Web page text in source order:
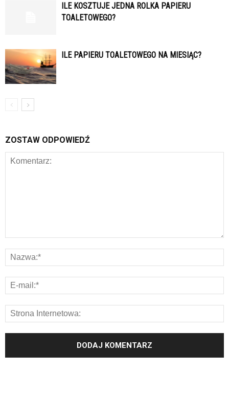
ILE KOSZTUJE JEDNA ROLKA PAPIERU
TOALETOWEGO?
ILE PAPIERU TOALETOWEGO NA MIESIĄC?
ZOSTAW ODPOWIEDŹ